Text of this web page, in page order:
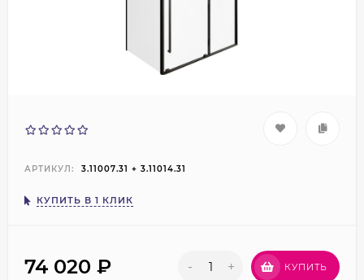
АРТИКУЛ: 3.11007.31 + 3.11014.31
КУПИТЬ В 1 КЛИК
74 020 ₽ - + КУПИТЬ